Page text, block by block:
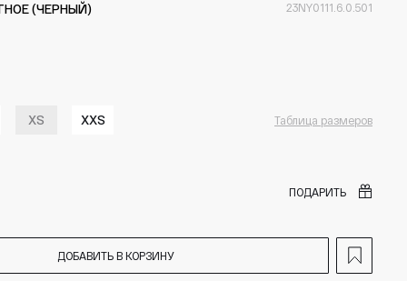
(ЧЕРНЫЙ) 23NY0111.6.0.501
XS XXS Таблица размеров
ПОДАРИТЬ
ДОБАВИТЬ В КОРЗИНУ